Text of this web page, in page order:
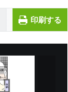
印刷する